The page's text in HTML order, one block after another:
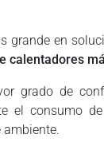
grande en
calentadores
grado de
el consumo